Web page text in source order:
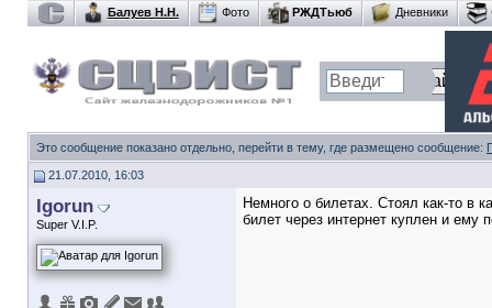
Балуев Н.Н. Фото РЖДТьюб Дневники
Это сообщение показано отдельно, перейти в тему, где размещено сообщение:
21.07.2010, 16:03
Igorun
Super V.I.P.
Немного о билетах. Стоял как-то в
билет через интернет куплен и ему